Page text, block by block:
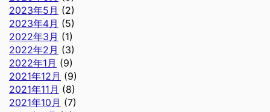
2023年5月 (2)
2023年4月 (5)
2022年3月 (1)
2022年2月 (3)
2022年1月 (9)
2021年12月 (9)
2021年11月 (8)
2021年10月 (7)